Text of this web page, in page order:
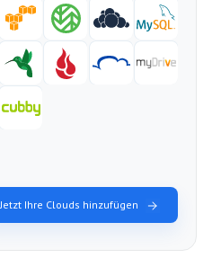
Jetzt Ihre Clouds hinzufügen